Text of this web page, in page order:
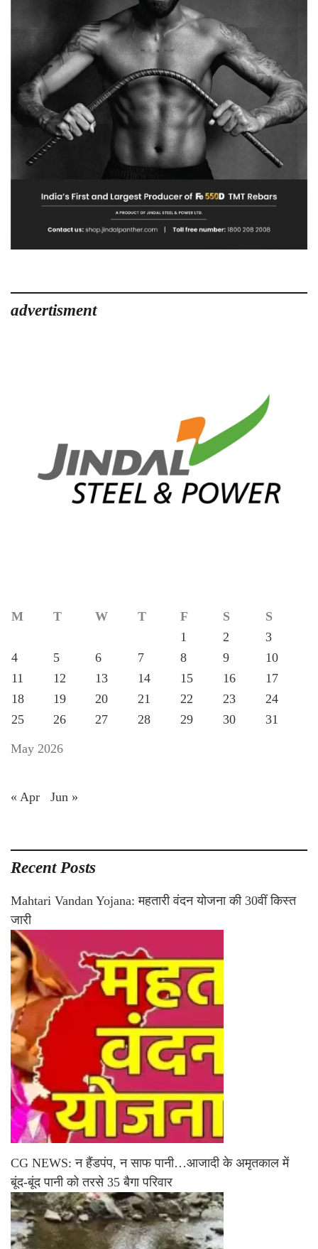
advertisment
May 2026
M T W T F S
S
1
2
3
4
5 6 7 8 9
10
11
12 13 14 15 16
17
18
19 20 21 22 23
24
25
26 27 28 29 30 31
« Apr Jun »
Recent Posts
Mahtari Vandan Yojana: महतारी वंदन योजना की 30वीं किस्त
जारी
CG NEWS: न हैंडपंप, न साफ पानी…आजादी के अमृतकाल में
बूंद-बूंद पानी को तरसे 35 बैगा परिवार